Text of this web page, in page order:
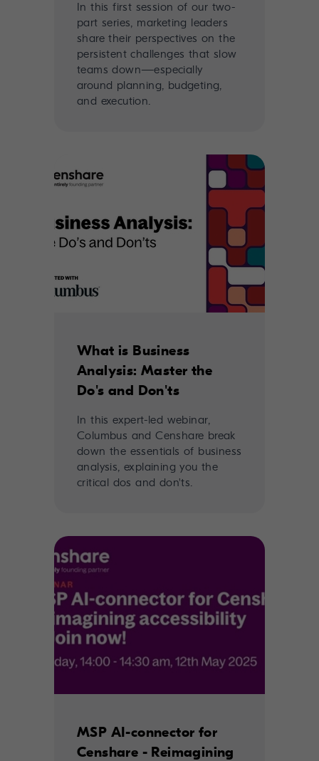
Effectiveness
In this first session of our two-
part series, marketing leaders
share their perspectives on the
persistent challenges that slow
teams down—especially
around planning, budgeting,
and execution.
What is Business
Analysis: Master the
Do's and Don'ts
In this expert-led webinar,
Columbus and Censhare break
down the essentials of business
analysis, explaining you the
critical dos and don'ts.
MSP AI-connector for
Censhare - Reimagining